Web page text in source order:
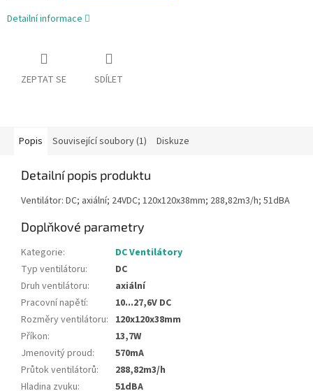
Detailní informace
ZEPTAT SE SDÍLET
Popis Související soubory (1) Diskuze
Detailní popis produktu
Ventilátor: DC; axiální; 24VDC; 120x120x38mm; 288,82m3/h; 51dBA
Doplňkové parametry
Kategorie:
DC Ventilátory
Typ ventilátoru:
DC
Druh ventilátoru:
axiální
Pracovní napětí:
10...27,6V DC
Rozměry ventilátoru: 120x120x38mm
Příkon:
13,7W
Jmenovitý proud:
570mA
Průtok ventilátorů:
288,82m3/h
Hladina zvuku:
51dBA